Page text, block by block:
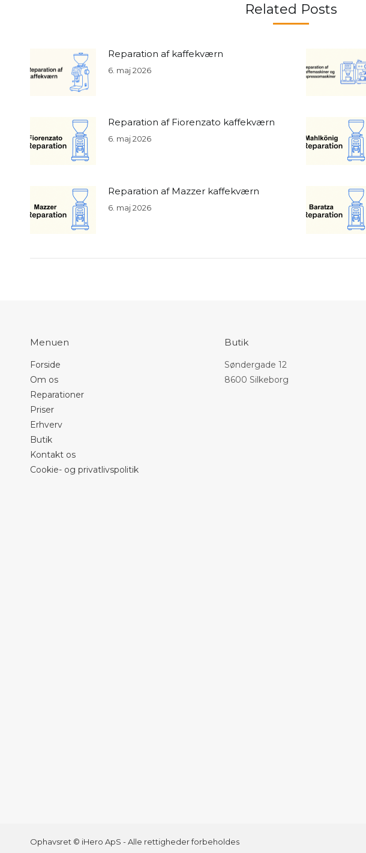
Related Posts
Reparation af kaffekværn
6. maj 2026
Reparation af Fiorenzato kaffekværn
6. maj 2026
Reparation af Mazzer kaffekværn
6. maj 2026
Menuen
Forside
Om os
Reparationer
Priser
Erhverv
Butik
Kontakt os
Cookie- og privatlivspolitik
Butik
Søndergade 12
8600 Silkeborg
Ophavsret © iHero ApS - Alle rettigheder forbeholdes